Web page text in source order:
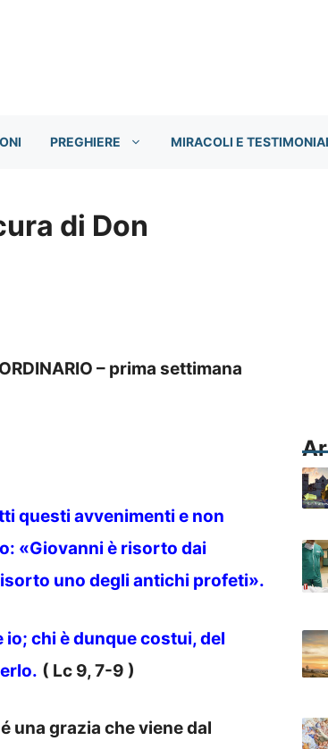
PREGHIERE MIRACOLI E
di Don
– prima settimana
questi avvenimenti e non
«Giovanni è risorto dai
uno degli antichi profeti».
io; chi è dunque costui, del
( Lc 9, 7-9 )
una grazia che viene dal